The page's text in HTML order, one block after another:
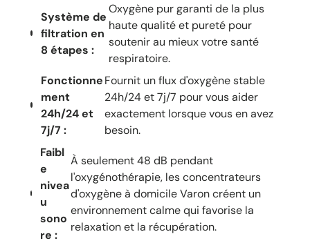
Système de
filtration en
8 étapes :
Oxygène pur garanti de la plus
haute qualité et pureté pour
soutenir au mieux votre santé
respiratoire.
Fonctionne
ment
24h/24 et
7j/7 :
Fournit un flux d'oxygène stable
24h/24 et 7j/7 pour vous aider
exactement lorsque vous en avez
besoin.
Faibl
e
nivea
u
sono
re :
À seulement 48 dB pendant
l'oxygénothérapie, les concentrateurs
d'oxygène à domicile Varon créent un
environnement calme qui favorise la
relaxation et la récupération.